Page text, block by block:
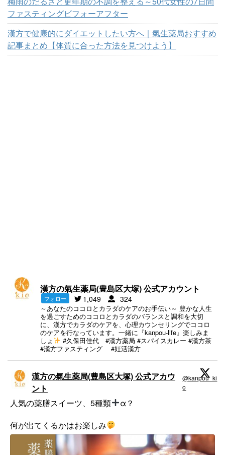
ファスティングビフォーアフター
漢方で健康的にダイエットしたい方へ｜氣生薬局おすすめ
記事まとめ【体質に合った方法を見つけよう】
漢方の氣生薬局(豊島区大塚) 公式アカウント
フォロー 1,049 324
～あなたのココロとカラダのケアのお手伝い～ 豊かな人生
を過ごすためのココロとカラダのバランスと調和を大切
に、漢方でカラダのケアを、心理カウンセリングでココロ
のケアを行なっています。一緒に『kanpou-life』楽しみま
しょ
#久保田佳代 #漢方薬局 #スパイスカレー #漢方茶
#漢方ファスティング #妊活漢方
漢方の氣生薬局(豊島区大塚) 公式アカウ
ント
@kanpou_ki
o
人気の薬膳スイーツ、5種類
α？
何が出てくるかはお楽しみ